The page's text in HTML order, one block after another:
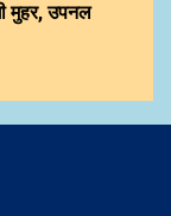
मुहर, उपनल